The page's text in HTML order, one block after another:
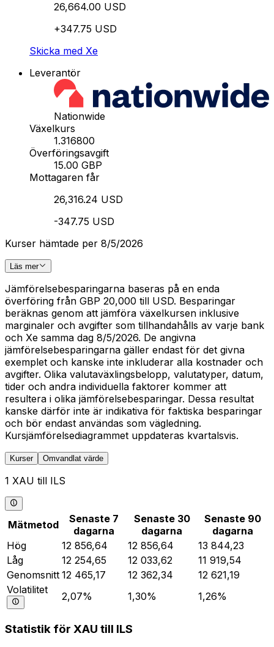
26,664.00 USD
+347.75 USD
Skicka med Xe
Leverantör
Nationwide
Växelkurs
1.316800
Överföringsavgift
15.00 GBP
Mottagaren får
26,316.24 USD
-347.75 USD
Kurser hämtade per 8/5/2026
Läs mer
Jämförelsebesparingarna baseras på en enda
överföring från GBP 20,000 till USD. Besparingar
beräknas genom att jämföra växelkursen inklusive
marginaler och avgifter som tillhandahålls av varje bank
och Xe samma dag 8/5/2026. De angivna
jämförelsebesparingarna gäller endast för det givna
exemplet och kanske inte inkluderar alla kostnader och
avgifter. Olika valutaväxlingsbelopp, valutatyper, datum,
tider och andra individuella faktorer kommer att
resultera i olika jämförelsebesparingar. Dessa resultat
kanske därför inte är indikativa för faktiska besparingar
och bör endast användas som vägledning.
Kursjämförelsediagrammet uppdateras kvartalsvis.
Kurser Omvandlat värde
1 XAU till ILS
Mätmetod
Senaste 7
dagarna
Senaste 30
dagarna
Senaste 90
dagarna
Hög
12 856,64 12 856,64
13 844,23
Låg
12 254,65 12 033,62
11 919,54
Genomsnitt 12 465,17 12 362,34
12 621,19
Volatilitet
2,07% 1,30% 1,26%
Statistik för XAU till ILS